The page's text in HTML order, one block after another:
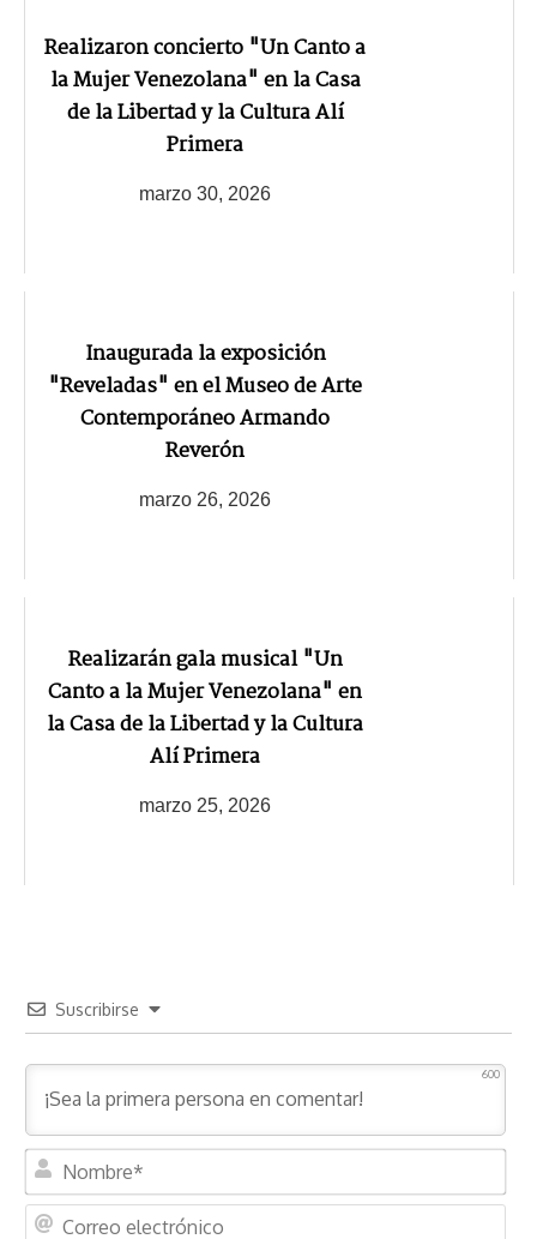
Realizaron concierto "Un Canto a
la Mujer Venezolana" en la Casa
de la Libertad y la Cultura Alí
Primera
marzo 30, 2026
Inaugurada la exposición
"Reveladas" en el Museo de Arte
Contemporáneo Armando
Reverón
marzo 26, 2026
Realizarán gala musical "Un
Canto a la Mujer Venezolana" en
la Casa de la Libertad y la Cultura
Alí Primera
marzo 25, 2026
Suscribirse
600
o
m